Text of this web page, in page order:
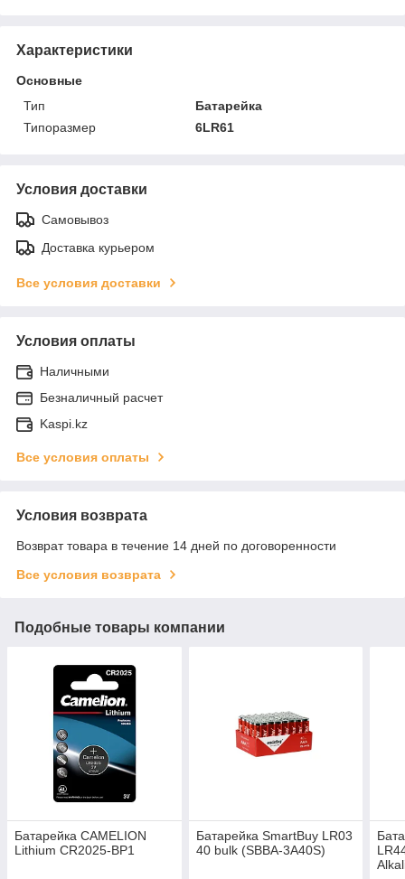
Характеристики
Основные
Тип
Батарейка
Типоразмер
6LR61
Условия доставки
Самовывоз
Доставка курьером
Все условия доставки
Условия оплаты
Наличными
Безналичный расчет
Kaspi.kz
Все условия оплаты
Условия возврата
Возврат товара в течение 14 дней по договоренности
Все условия возврата
Подобные товары компании
Батарейка CAMELION
Lithium CR2025-BP1
Батарейка SmartBuy LR03
40 bulk (SBBA-3A40S)